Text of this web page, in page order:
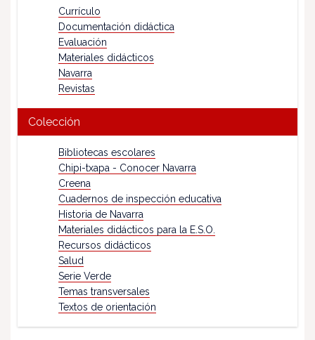
Currículo
Documentación didáctica
Evaluación
Materiales didácticos
Navarra
Revistas
Colección
Bibliotecas escolares
Chipi-txapa - Conocer Navarra
Creena
Cuadernos de inspección educativa
Historia de Navarra
Materiales didácticos para la E.S.O.
Recursos didácticos
Salud
Serie Verde
Temas transversales
Textos de orientación